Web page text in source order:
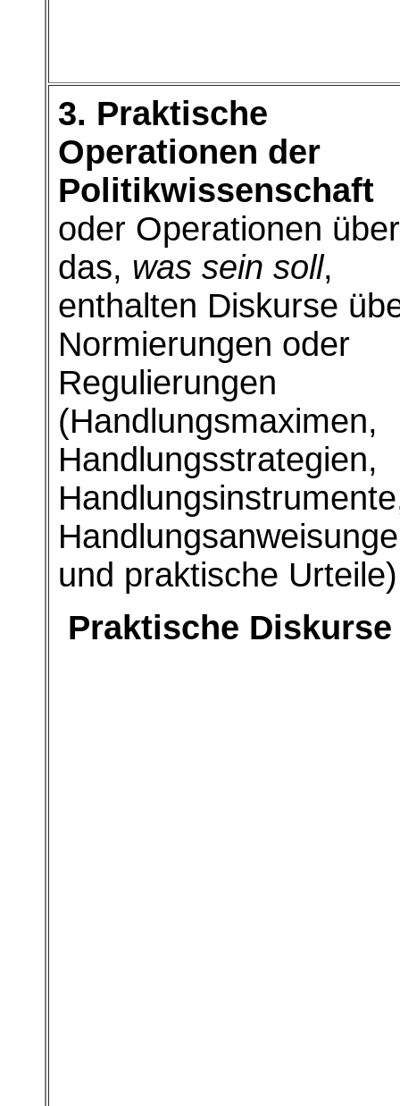
3. Praktische
Operationen der
Politikwissenschaft
oder Operationen über
das, was sein soll,
enthalten Diskurse
Normierungen oder
Regulierungen
(Handlungsmaximen,
Handlungsstrategien,
und praktische Urteile)
Praktische Diskurse